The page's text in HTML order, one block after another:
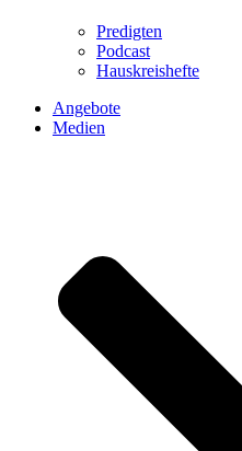
Predigten
Podcast
Hauskreishefte
Angebote
Medien